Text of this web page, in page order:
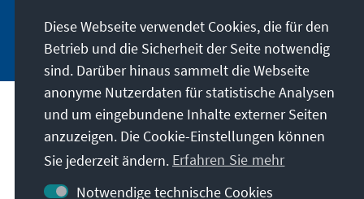
Jetzt abonnieren
Anschrift
Kontakt
Diese Webseite verwendet Cookies, die für den
Betrieb und die Sicherheit der Seite notwendig
sind. Darüber hinaus sammelt die Webseite
anonyme Nutzerdaten für statistische Analysen
und um eingebundene Inhalte externer Seiten
anzuzeigen. Die Cookie-Einstellungen können
Sie jederzeit ändern. Erfahren Sie mehr
Notwendige technische Cookies